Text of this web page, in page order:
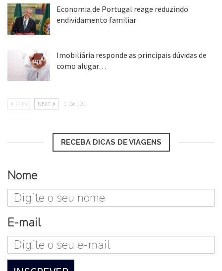
Economia de Portugal reage reduzindo
endividamento familiar
Imobiliária responde as principais dúvidas de
como alugar…
PREV NEXT 1 De 101
RECEBA DICAS DE VIAGENS
Nome
E-mail